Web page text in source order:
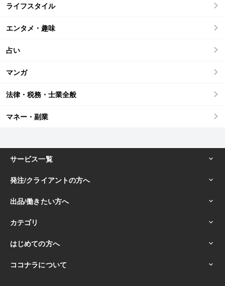
ライフスタイル
エンタメ・趣味
占い
マンガ
法律・税務・士業全般
マネー・副業